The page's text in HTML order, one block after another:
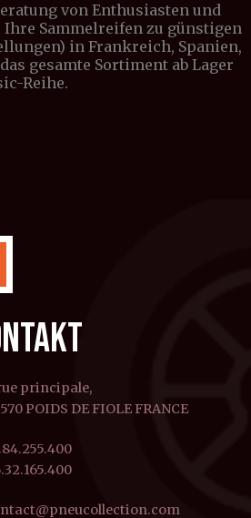
von Enthusiasten und
Sammelreifen zu günstigen
in Frankreich, Spanien,
gesamte Sortiment ab Lager
Reihe.
principale,
POIDS DE FIOLE FRANCE